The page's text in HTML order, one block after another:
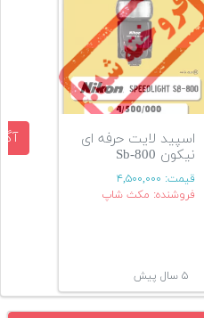
اسپید لایت حرفه ای
نیکون Sb-800
قیمت: ۴,۵۰۰,۰۰۰
فروشنده: مکث شاپ
۵ سال پیش